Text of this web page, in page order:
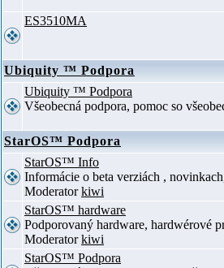
ES3510MA
Ubiquity ™ Podpora
Ubiquity ™ Podpora
Všeobecná podpora, pomoc so
StarOS™ Podpora
StarOS™ Info
Informácie o beta verziách ,
Moderatorkiwi
StarOS™ hardware
Podporovaný hardware, hardwérové
Moderatorkiwi
StarOS™ Podpora